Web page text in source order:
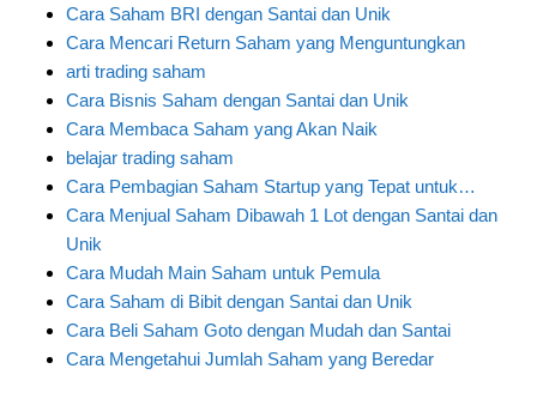
Cara Saham BRI dengan Santai dan Unik
Cara Mencari Return Saham yang Menguntungkan
arti trading saham
Cara Bisnis Saham dengan Santai dan Unik
Cara Membaca Saham yang Akan Naik
belajar trading saham
Cara Pembagian Saham Startup yang Tepat untuk…
Cara Menjual Saham Dibawah 1 Lot dengan Santai dan
Unik
Cara Mudah Main Saham untuk Pemula
Cara Saham di Bibit dengan Santai dan Unik
Cara Beli Saham Goto dengan Mudah dan Santai
Cara Mengetahui Jumlah Saham yang Beredar